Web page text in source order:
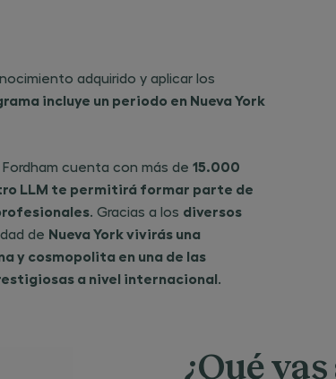
adquirido y aplicar los
incluye un periodo en Nueva York
Fordham cuenta con más de 15.000
LLM te permitirá formar parte de
. Gracias a los diversos
de Nueva York vivirás una
y cosmopolita en una de las
a nivel internacional.
¿Qué